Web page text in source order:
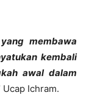
membawa
kembali
awal dalam
Ucap Ichram.